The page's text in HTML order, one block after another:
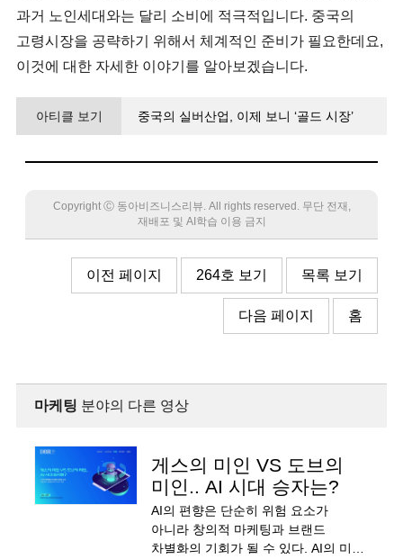
과거 노인세대와는 달리 소비에 적극적입니다. 중국의
고령시장을 공략하기 위해서 체계적인 준비가 필요한데요,
이것에 대한 자세한 이야기를 알아보겠습니다.
아티클 보기 중국의 실버산업, 이제 보니 ‘골드 시장’
Copyright Ⓒ 동아비즈니스리뷰. All rights reserved. 무단 전재,
재배포 및 AI학습 이용 금지
이전 페이지 264호 보기 목록 보기
다음 페이지 홈
마케팅 분야의 다른 영상
게스의 미인 VS 도브의
미인.. AI 시대 승자는?
AI의 편향은 단순히 위험 요소가
아니라 창의적 마케팅과 브랜드
차별화의 기회가 될 수 있다. AI의 미적